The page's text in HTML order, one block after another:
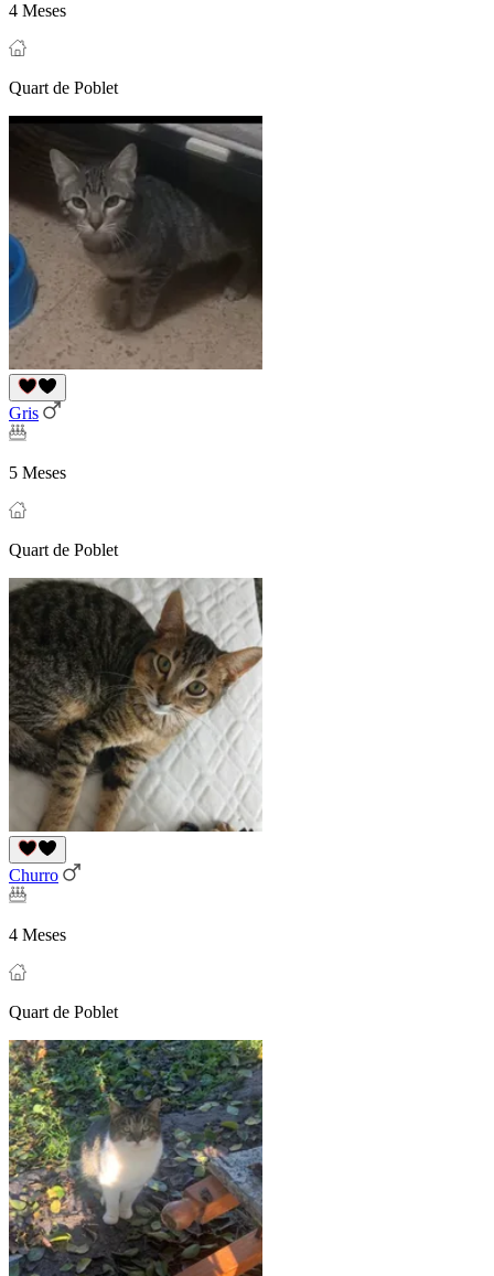
4 Meses
Quart de Poblet
Gris
5 Meses
Quart de Poblet
Churro
4 Meses
Quart de Poblet